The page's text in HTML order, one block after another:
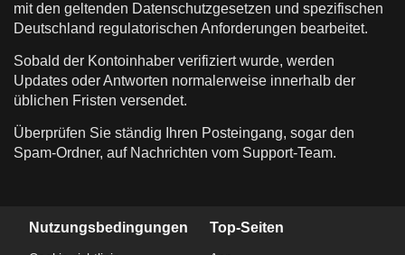
mit den geltenden Datenschutzgesetzen und spezifischen
Deutschland regulatorischen Anforderungen bearbeitet.
Sobald der Kontoinhaber verifiziert wurde, werden
Updates oder Antworten normalerweise innerhalb der
üblichen Fristen versendet.
Überprüfen Sie ständig Ihren Posteingang, sogar den
Spam-Ordner, auf Nachrichten vom Support-Team.
Nutzungsbedingungen Top-Seiten